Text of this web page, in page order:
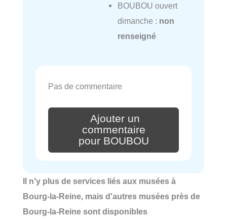
BOUBOU ouvert
dimanche : non
renseigné
Pas de commentaire
Ajouter un
commentaire
pour BOUBOU
Il n'y plus de services liés aux musées à
Bourg-la-Reine, mais d'autres musées près de
Bourg-la-Reine sont disponibles